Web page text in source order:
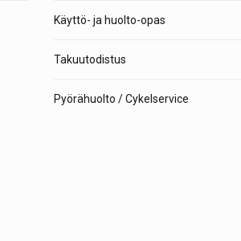
Käyttö- ja huolto-opas
Takuutodistus
Pyörähuolto / Cykelservice